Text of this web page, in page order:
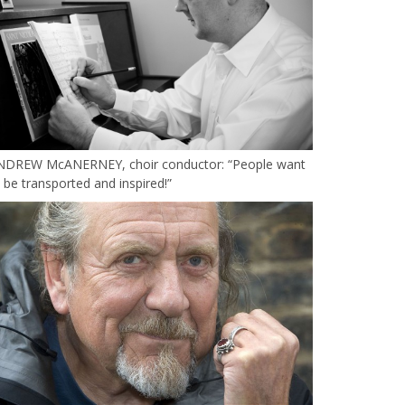
McANERNEY, choir conductor: “People want
transported and inspired!”